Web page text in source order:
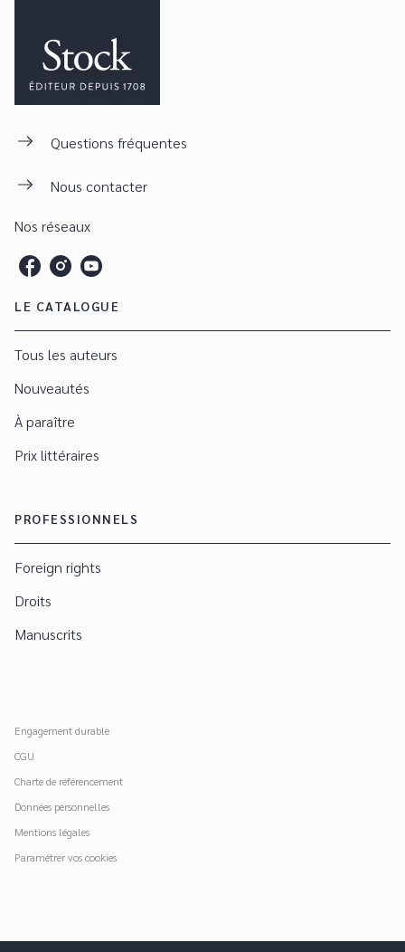
Questions fréquentes
Nous contacter
Nos réseaux
LE CATALOGUE
Tous les auteurs
Nouveautés
À paraître
Prix littéraires
PROFESSIONNELS
Foreign rights
Droits
Manuscrits
Engagement durable
CGU
Charte de référencement
Données personnelles
Mentions légales
Paramétrer vos cookies